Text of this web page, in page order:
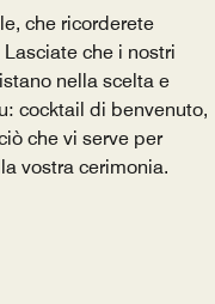
che ricorderete
che i nostri
nella scelta e
cocktail di benvenuto,
che vi serve per
vostra cerimonia.